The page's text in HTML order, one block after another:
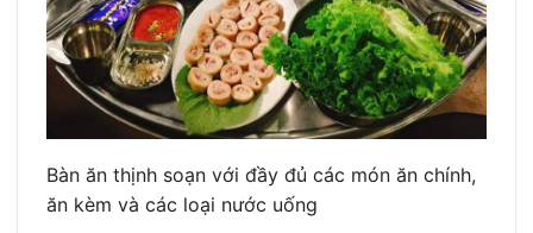
Bàn ăn thịnh soạn với đầy đủ các món ăn chính,
ăn kèm và các loại nước uống